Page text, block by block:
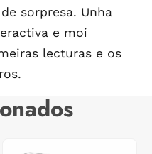
sorpresa. Unha
e moi
lecturas e os